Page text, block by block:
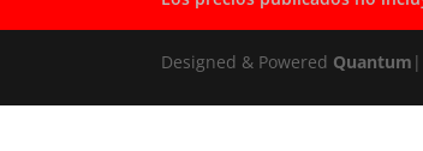
Designed & Powered Quantum